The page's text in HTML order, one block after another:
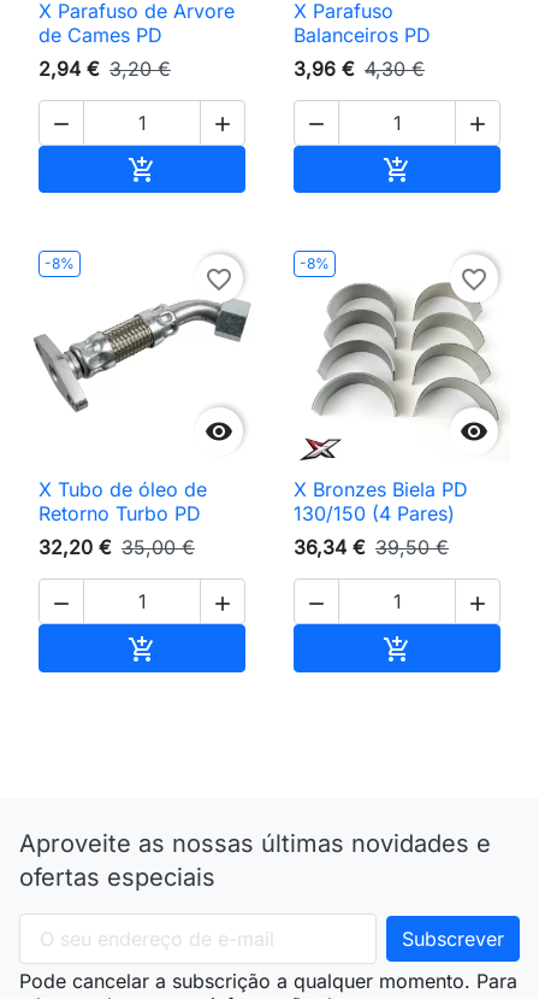
X Parafuso de Arvore
de Cames PD
2,94 € 3,20 €
 

X Parafuso
Balanceiros PD
3,96 € 4,30 €
 

-8%

favorite_border
X Tubo de óleo de
Retorno Turbo PD
32,20 € 35,00 €
 

-8%

favorite_border
X Bronzes Biela PD
130/150 (4 Pares)
36,34 € 39,50 €
 

Aproveite as nossas últimas novidades e
ofertas especiais
Pode cancelar a subscrição a qualquer momento. Para